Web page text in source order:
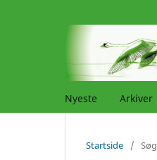
Nyeste Arkiver
Startside / Søg